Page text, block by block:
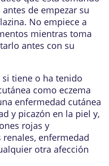
de empezar su
No empiece a
mientras toma
antes con su
tiene o ha tenido
como eczema
enfermedad cutánea
y picazón en la piel y,
rojas y
renales, enfermedad
otra afección